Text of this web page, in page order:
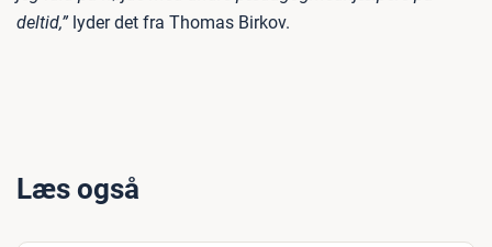
deltid,” lyder det fra Thomas Birkov.
Læs også